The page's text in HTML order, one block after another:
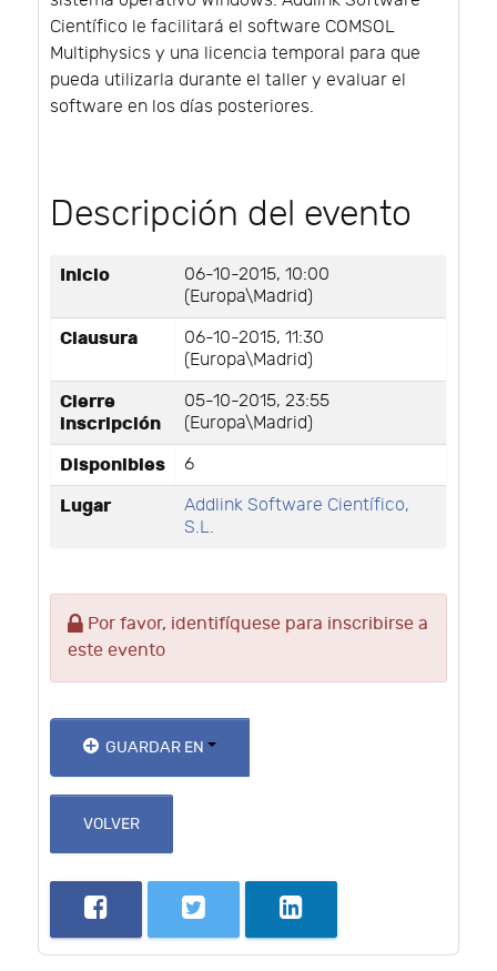
Científico le facilitará el software COMSOL
Multiphysics y una licencia temporal para que
pueda utilizarla durante el taller y evaluar el
software en los días posteriores.
Descripción del evento
Inicio
06-10-2015, 10:00
(Europa\Madrid)
Clausura
06-10-2015, 11:30
(Europa\Madrid)
Cierre
inscripción
05-10-2015, 23:55
(Europa\Madrid)
Disponibles 6
Lugar
Addlink Software Científico,
S.L.
Por favor, identifíquese para inscribirse a
este evento
GUARDAR EN
VOLVER